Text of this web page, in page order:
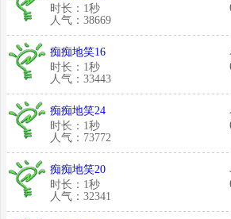
时长：1秒
人气：38669
痴痴地笑16
时长：1秒
人气：33443
痴痴地笑24
时长：1秒
人气：73772
痴痴地笑20
时长：1秒
人气：32341